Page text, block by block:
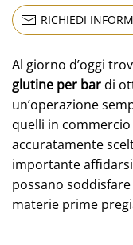
RICHIEDI
Al giorno d’oggi
glutine per bardi
un’operazione
quelli in
accuratamente
importante
possano
materie prime